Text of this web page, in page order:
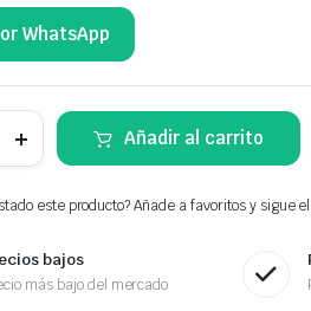
WhatsApp
Añadir al carrito
este producto? Añade a favoritos y sigue
bajos
más bajo del mercado